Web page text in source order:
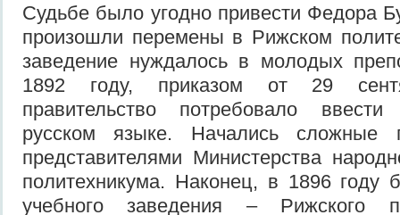
Судьбе было угодно привести Федора
произошли перемены в Рижском
заведение нуждалось в молодых
1892 году, приказом от 29
правительство потребовало
русском языке. Начались сложные
представителями Министерства
политехникума. Наконец, в 1896 году
учебного заведения – Рижского